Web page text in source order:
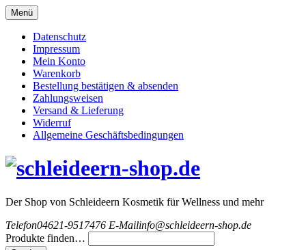
Menü
Datenschutz
Impressum
Mein Konto
Warenkorb
Bestellung bestätigen & absenden
Zahlungsweisen
Versand & Lieferung
Widerruf
Allgemeine Geschäftsbedingungen
Der Shop von Schleideern Kosmetik für Wellness und mehr
Telefon04621-9517476 E-Mailinfo@schleideern-shop.de
Produkte finden…